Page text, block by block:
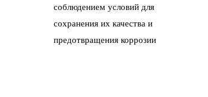
соблюдением условий для
сохранения их качества и
предотвращения коррозии